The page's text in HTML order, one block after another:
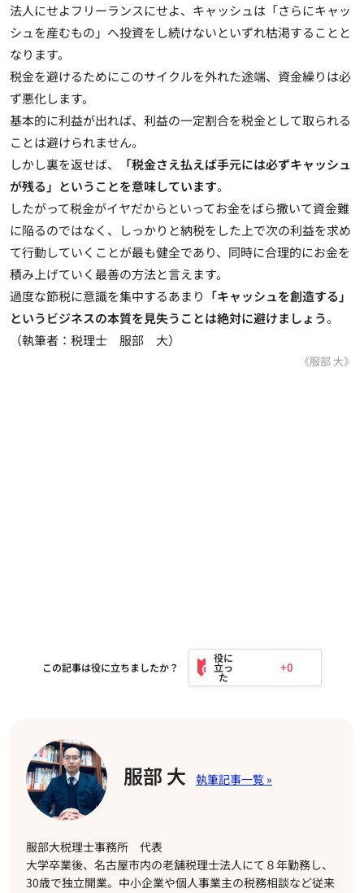
法人にせよフリーランスにせよ、 キャッシュは「さらにキャッ
シュを産むもの」へ投資をし続けないといずれ枯渇することと
なります。
税金を避けるためにこのサイクルを外れた途端、資金繰りは必
ず悪化します。
基本的に利益が出れば、利益の一定割合を税金として取られる
ことは避けられません。
しかし裏を返せば、
「税金さえ払えば手元には必ずキャッシュ
が残る」ということを意味しています。
したがって税金がイヤだからといってお金をばら撒いて資金難
に陥るのではなく、しっかりと納税をした上で次の利益を求め
て行動していくことが最も健全であり、同時に合理的にお金を
積み上げていく最善の方法と言えます。
過度な節税に意識を集中するあまり 「キャッシュを創造する」
というビジネスの本質を見失うことは絶対に避けましょう。
（執筆者：税理士 服部 大）
《服部 大》
この記事は役に立ちましたか？ +0
服部 大
服部大税理士事務所 代表
大学卒業後、名古屋市内の老舗税理士法人にて８年勤務し、
30歳で独立開業。中小企業や個人事業主の税務相談など従来